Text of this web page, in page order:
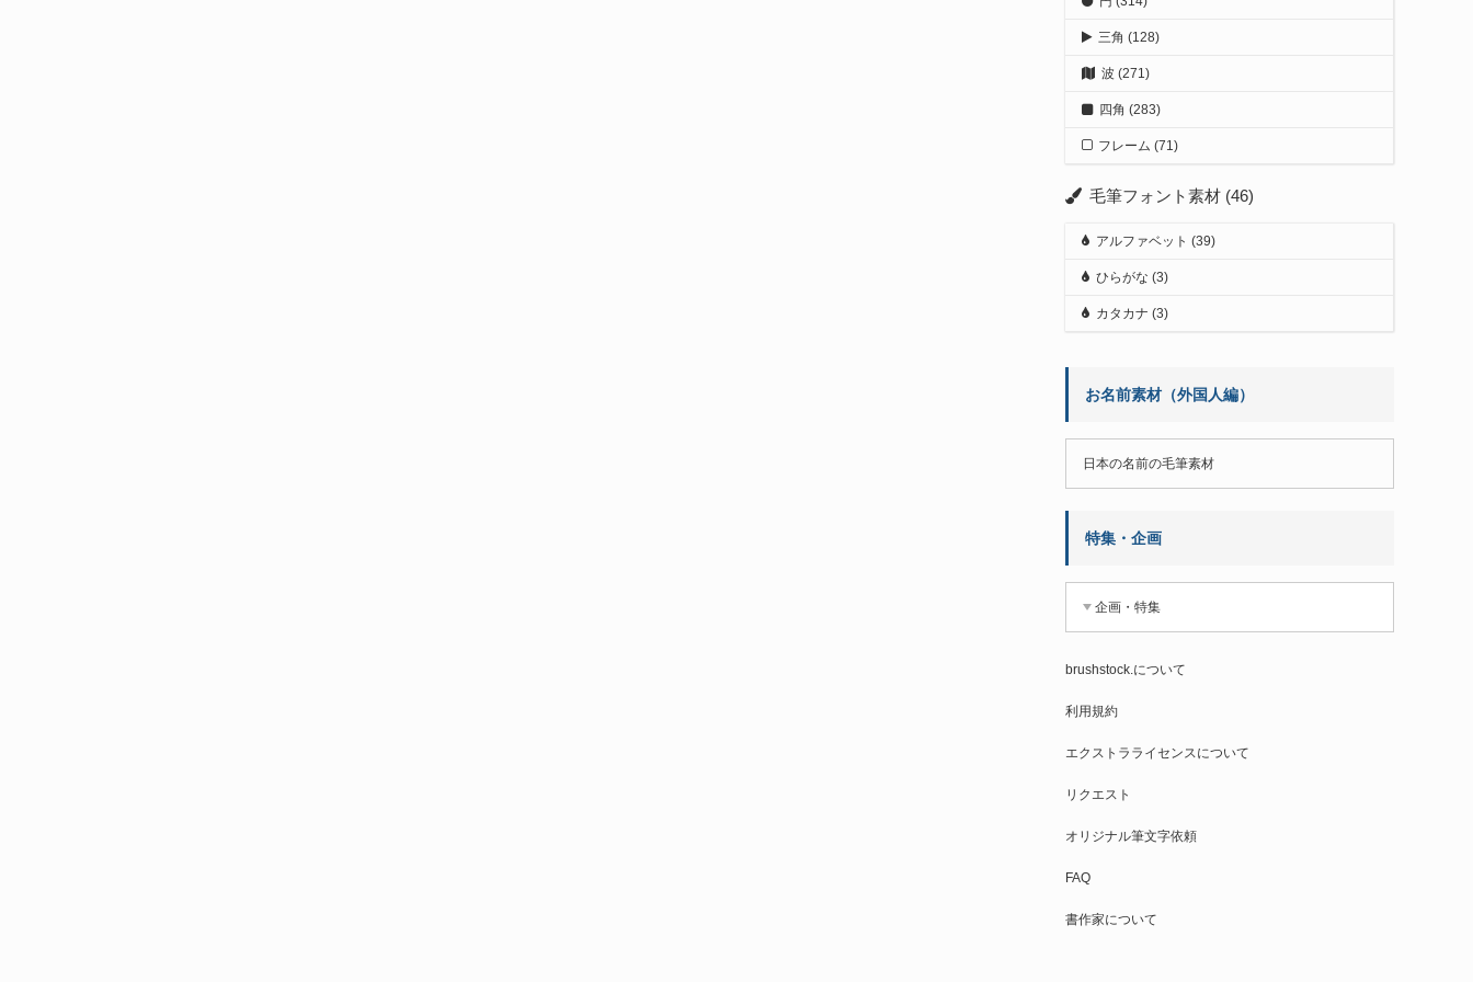
三角 (128)
波 (271)
四角 (283)
フレーム (71)
毛筆フォント素材 (46)
アルファベット (39)
ひらがな (3)
カタカナ (3)
お名前素材（外国人編）
日本の名前の毛筆素材
特集・企画
企画・特集
brushstock.について
利用規約
エクストラライセンスについて
リクエスト
オリジナル筆文字依頼
FAQ
書作家について